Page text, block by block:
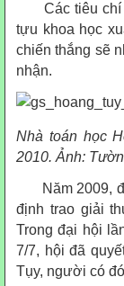
Các tiêu chí
tựu khoa học
chiến thắng sẽ
nhận.
Nhà toán học
2010. Ảnh:
Năm 2009,
định trao giải
Trong đại hội
7/7, hội đã
Tụy, người có